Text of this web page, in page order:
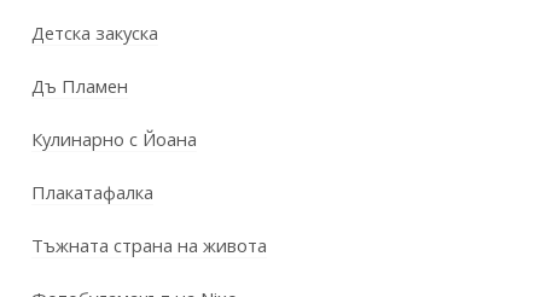
Детска закуска
Дъ Пламен
Кулинарно с Йоана
Плакатафалка
Тъжната страна на живота